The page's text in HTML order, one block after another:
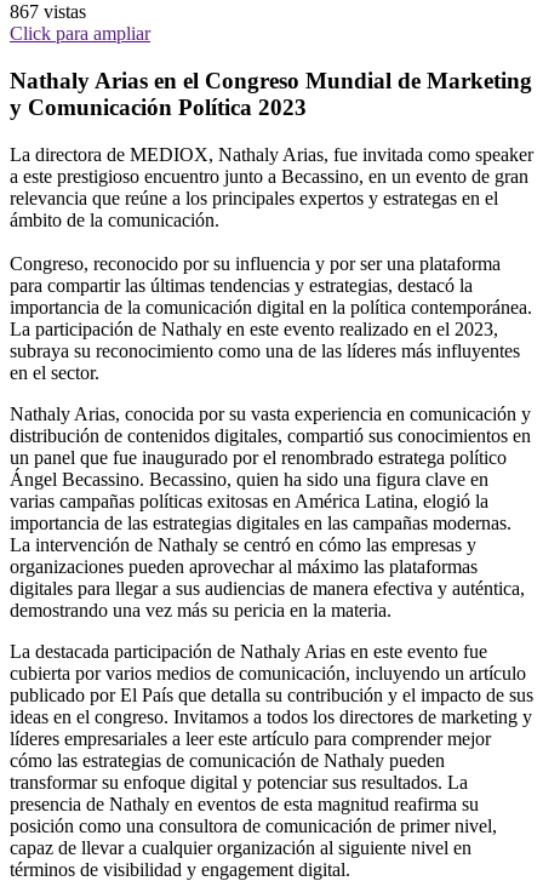
867 vistas
Click para ampliar
Nathaly Arias en el Congreso Mundial de Marketing
y Comunicación Política 2023
La directora de MEDIOX, Nathaly Arias, fue invitada como speaker
a este prestigioso encuentro junto a Becassino, en un evento de gran
relevancia que reúne a los principales expertos y estrategas en el
ámbito de la comunicación.
Congreso, reconocido por su influencia y por ser una plataforma
para compartir las últimas tendencias y estrategias, destacó la
importancia de la comunicación digital en la política contemporánea.
La participación de Nathaly en este evento realizado en el 2023,
subraya su reconocimiento como una de las líderes más influyentes
en el sector.
Nathaly Arias, conocida por su vasta experiencia en comunicación y
distribución de contenidos digitales, compartió sus conocimientos en
un panel que fue inaugurado por el renombrado estratega político
Ángel Becassino. Becassino, quien ha sido una figura clave en
varias campañas políticas exitosas en América Latina, elogió la
importancia de las estrategias digitales en las campañas modernas.
La intervención de Nathaly se centró en cómo las empresas y
organizaciones pueden aprovechar al máximo las plataformas
digitales para llegar a sus audiencias de manera efectiva y auténtica,
demostrando una vez más su pericia en la materia.
La destacada participación de Nathaly Arias en este evento fue
cubierta por varios medios de comunicación, incluyendo un artículo
publicado por El País que detalla su contribución y el impacto de sus
ideas en el congreso. Invitamos a todos los directores de marketing y
líderes empresariales a leer este artículo para comprender mejor
cómo las estrategias de comunicación de Nathaly pueden
transformar su enfoque digital y potenciar sus resultados. La
presencia de Nathaly en eventos de esta magnitud reafirma su
posición como una consultora de comunicación de primer nivel,
capaz de llevar a cualquier organización al siguiente nivel en
términos de visibilidad y engagement digital.